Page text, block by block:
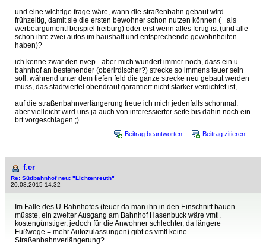
und eine wichtige frage wäre, wann die straßenbahn gebaut wird -
frühzeitig, damit sie die ersten bewohner schon nutzen können (+ als
werbeargument! beispiel freiburg) oder erst wenn alles fertig ist (und alle
schon ihre zwei autos im haushalt und entsprechende gewohnheiten
haben)?
ich kenne zwar den nvep - aber mich wundert immer noch, dass ein u-
bahnhof an bestehender (oberirdischer?) strecke so immens teuer sein
soll: während unter dem tiefen feld die ganze strecke neu gebaut werden
muss, das stadtviertel obendrauf garantiert nicht stärker verdichtet ist, ...
auf die straßenbahnverlängerung freue ich mich jedenfalls schonmal.
aber vielleicht wird uns ja auch von interessierter seite bis dahin noch ein
brt vorgeschlagen ;)
Beitrag beantworten Beitrag zitieren
f.er
Re: Südbahnhof neu: "Lichtenreuth"
20.08.2015 14:32
Im Falle des U-Bahnhofes (teuer da man ihn in den Einschnitt bauen
müsste, ein zweiter Ausgang am Bahnhof Hasenbuck wäre vmtl.
kostengünstiger, jedoch für die Anwohner schlechter, da längere
Fußwege = mehr Autozulassungen) gibt es vmtl keine
Straßenbahnverlängerung?